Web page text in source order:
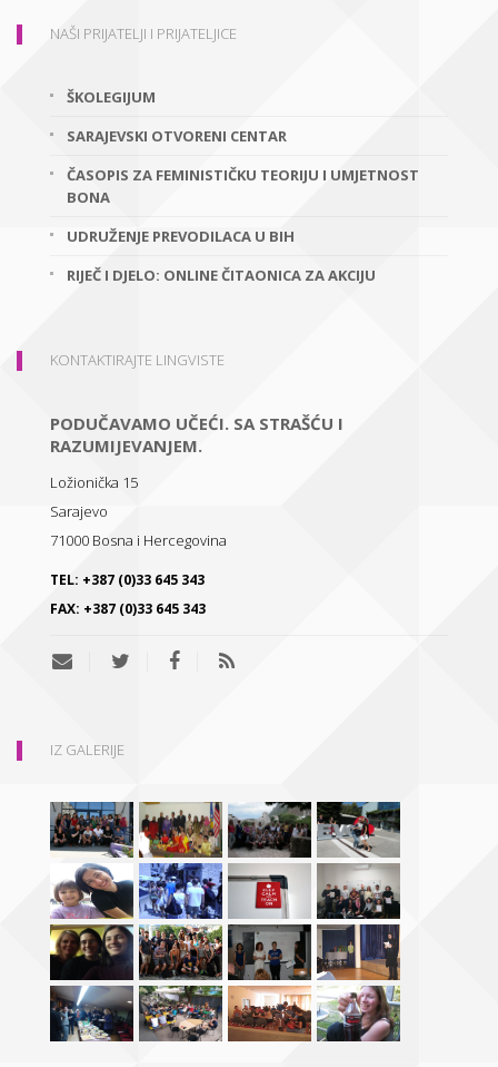
NAŠI PRIJATELJI I PRIJATELJICE
ŠKOLEGIJUM
SARAJEVSKI OTVORENI CENTAR
ČASOPIS ZA FEMINISTIČKU TEORIJU I UMJETNOST
BONA
UDRUŽENJE PREVODILACA U BIH
RIJEČ I DJELO: ONLINE ČITAONICA ZA AKCIJU
KONTAKTIRAJTE LINGVISTE
PODUČAVAMO UČEĆI. SA STRAŠĆU I
RAZUMIJEVANJEM.
Ložionička 15
Sarajevo
71000 Bosna i Hercegovina
TEL: +387 (0)33 645 343
FAX: +387 (0)33 645 343
IZ GALERIJE